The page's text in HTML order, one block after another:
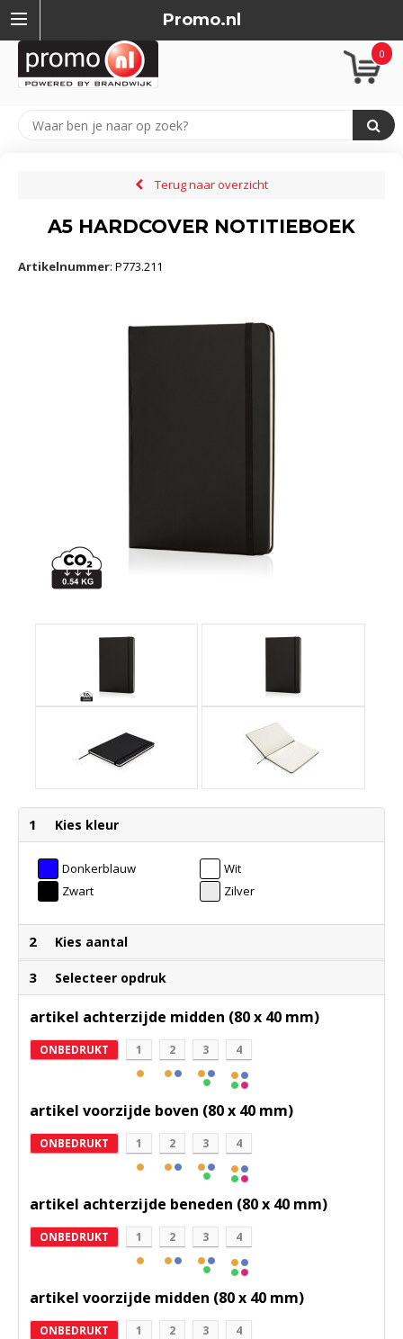
Promo.nl
0
Terug naar overzicht
A5 HARDCOVER NOTITIEBOEK
Artikelnummer: P773.211
1 Kies kleur
Donkerblauw
Wit
Zwart
Zilver
2 Kies aantal
3 Selecteer opdruk
artikel achterzijde midden (80 x 40 mm)
ONBEDRUKT 1 2 3 4
artikel voorzijde boven (80 x 40 mm)
ONBEDRUKT 1 2 3 4
artikel achterzijde beneden (80 x 40 mm)
ONBEDRUKT 1 2 3 4
artikel voorzijde midden (80 x 40 mm)
ONBEDRUKT 1 2 3 4